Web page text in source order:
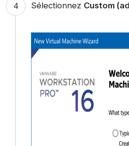
Sélectionnez Custom